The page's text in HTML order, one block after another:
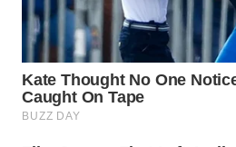
WAHANANEWS
ID
WAHANANEWS
CO ID